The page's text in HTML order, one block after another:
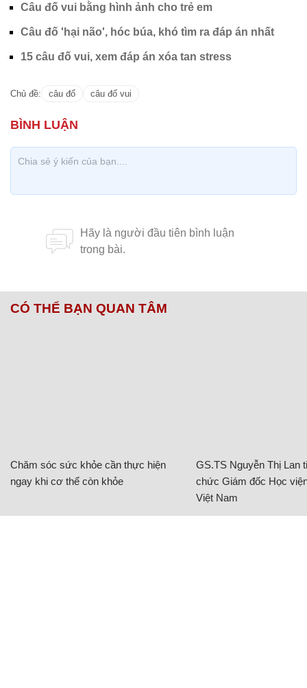
Câu đố vui bằng hình ảnh cho trẻ em
Câu đố 'hại não', hóc búa, khó tìm ra đáp án nhất
15 câu đố vui, xem đáp án xóa tan stress
Chủ đề: câu đố câu đố vui
CÓ THỂ BẠN QUAN TÂM
Chăm sóc sức khỏe cần thực hiện
ngay khi cơ thể còn khỏe
GS.TS Nguyễn Thị Lan
chức Giám đốc Học
Việt Nam